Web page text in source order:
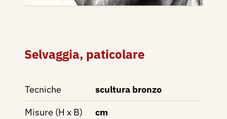
Selvaggia, paticolare
Tecniche
scultura bronzo
Misure (H x B)
cm